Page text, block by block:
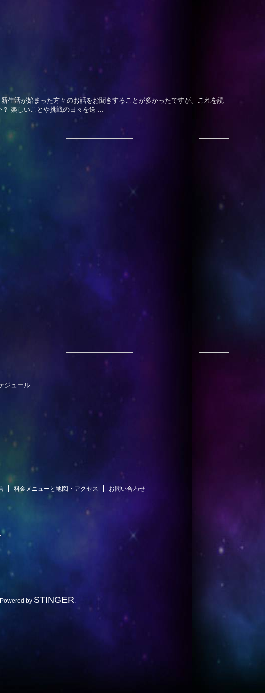
生活が始まった方々のお話をお聞きすることが多かったですが、これを読
楽しいことや挑戦の日々を送 ...
ジュール
料金メニューと地図・アクセス お問い合わせ
by STINGER.